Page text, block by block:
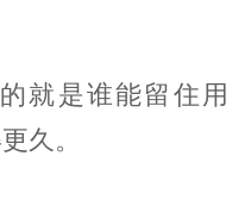
就是谁能留住用
久。